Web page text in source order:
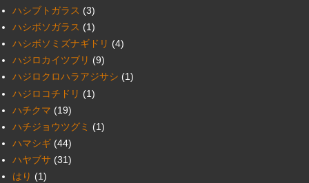
ハシブトガラス (3)
ハシボソガラス (1)
ハシボソミズナギドリ (4)
ハジロカイツブリ (9)
ハジロクロハラアジサシ (1)
ハジロコチドリ (1)
ハチクマ (19)
ハチジョウツグミ (1)
ハマシギ (44)
ハヤブサ (31)
はり (1)